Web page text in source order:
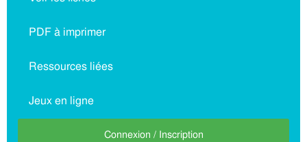
PDF à imprimer
Ressources liées
Jeux en ligne
Connexion / Inscription